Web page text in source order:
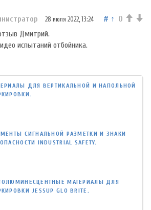
28 июля 2022, 13:24 # ↑ 0
Дмитрий.
испытаний отбойника.
ДЛЯ ВЕРТИКАЛЬНОЙ И НАПОЛЬНОЙ
СИГНАЛЬНОЙ РАЗМЕТКИ И ЗНАКИ
INDUSTRIAL SAFETY.
МАТЕРИАЛЫ ДЛЯ
JESSUP GLO BRITE.